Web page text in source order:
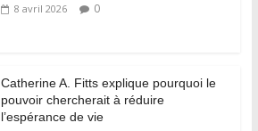
8 avril 2026 0
Catherine A. Fitts explique pourquoi le
pouvoir chercherait à réduire
l’espérance de vie